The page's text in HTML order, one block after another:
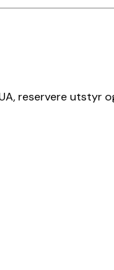
reservere utstyr